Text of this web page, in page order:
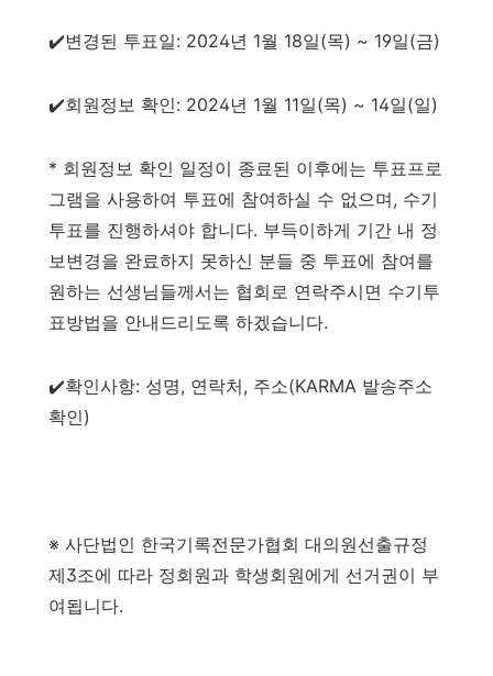
✔️변경된 투표일: 2024년 1월 18일(목) ~ 19일(금)
✔️회원정보 확인: 2024년 1월 11일(목) ~ 14일(일)
* 회원정보 확인 일정이 종료된 이후에는 투표프로
그램을 사용하여 투표에 참여하실 수 없으며, 수기
투표를 진행하셔야 합니다. 부득이하게 기간 내 정
보변경을 완료하지 못하신 분들 중 투표에 참여를
원하는 선생님들께서는 협회로 연락주시면 수기투
표방법을 안내드리도록 하겠습니다.
✔️확인사항: 성명, 연락처, 주소(KARMA 발송주소
확인)
※ 사단법인 한국기록전문가협회 대의원선출규정
제3조에 따라 정회원과 학생회원에게 선거권이 부
여됩니다.